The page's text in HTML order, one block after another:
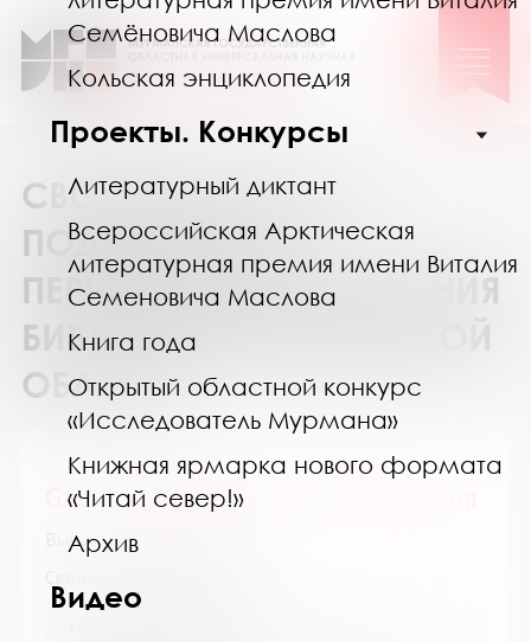
Семёновича Маслова
Кольская энциклопедия
Проекты. Конкурсы
Литературный диктант
Всероссийская Арктическая
литературная премия имени Виталия
Семеновича Маслова
Книга года
Открытый областной конкурс
«Исследователь Мурмана»
Книжная ярмарка нового формата
«Читай север!»
Архив
Видео
СВОДНЫЙ КАТАЛОГ
ПОДПИСКИ НА
ПЕРИОДИЧЕСКИЕ ИЗДАНИЯ
БИБЛИОТЕК МУРМАНСКОЙ
ОБЛАСТИ
GALA Биография / ГАЛА Биография
Выпуск №3 от 2014 года